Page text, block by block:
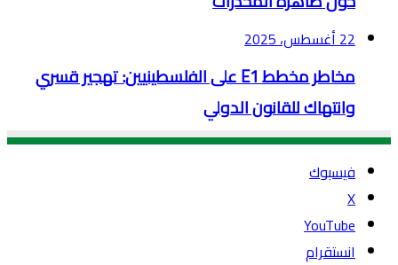
22 أغسطس، 2025
مخاطر مخطط E1 على الفلسطينيين: تهجير قسري
وانتهاك للقانون الدولي
فيسبوك
‫X
‫YouTube
انستقرام